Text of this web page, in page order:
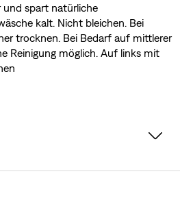
und spart natürliche
kalt. Nicht bleichen. Bei
trocknen. Bei Bedarf auf mittlerer
Reinigung möglich. Auf links mit